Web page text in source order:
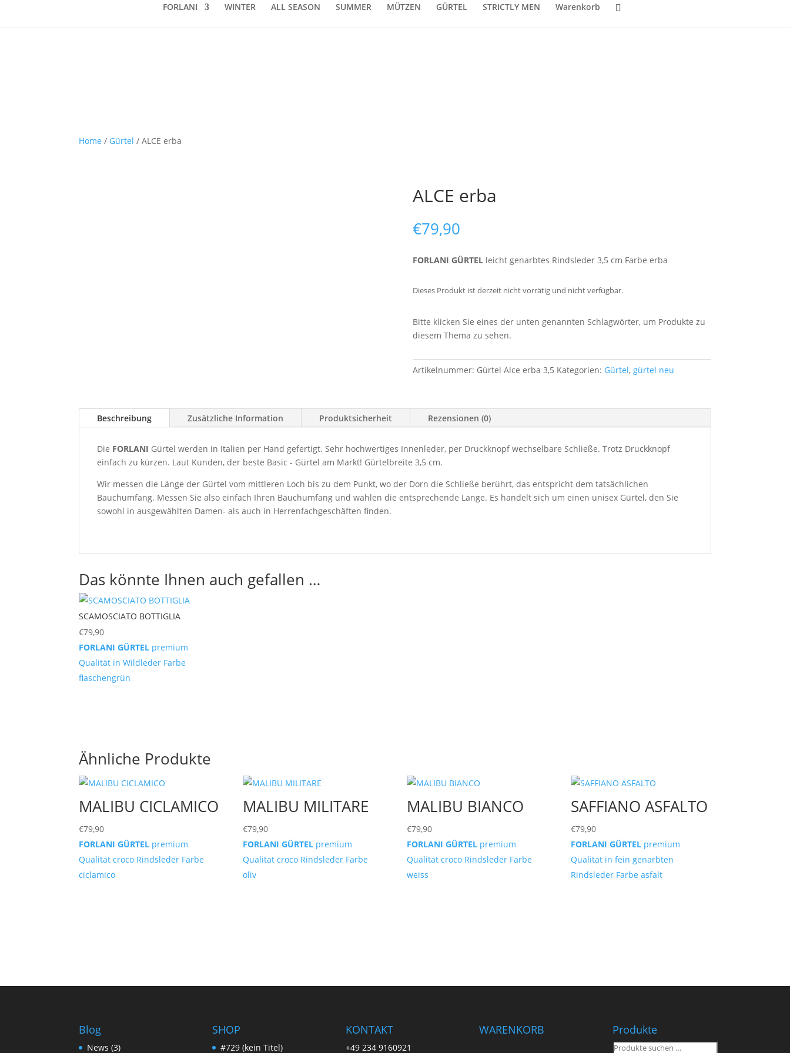
FORLANI WINTER ALL SEASON SUMMER MÜTZEN GÜRTEL STRICTLY MEN Warenkorb
Home / Gürtel / ALCE erba
ALCE erba
€79,90
FORLANI GÜRTEL leicht genarbtes Rindsleder 3,5 cm Farbe erba
Dieses Produkt ist derzeit nicht vorrätig und nicht verfügbar.
Bitte klicken Sie eines der unten genannten Schlagwörter, um Produkte zu
diesem Thema zu sehen.
Artikelnummer: Gürtel Alce erba 3,5 Kategorien: Gürtel, gürtel neu
Beschreibung Zusätzliche Information Produktsicherheit Rezensionen (0)
Die FORLANI Gürtel werden in Italien per Hand gefertigt. Sehr hochwertiges Innenleder, per Druckknopf wechselbare Schließe. Trotz Druckknopf
einfach zu kürzen. Laut Kunden, der beste Basic - Gürtel am Markt! Gürtelbreite 3,5 cm.
Wir messen die Länge der Gürtel vom mittleren Loch bis zu dem Punkt, wo der Dorn die Schließe berührt, das entspricht dem tatsächlichen
Bauchumfang. Messen Sie also einfach Ihren Bauchumfang und wählen die entsprechende Länge. Es handelt sich um einen unisex Gürtel, den Sie
sowohl in ausgewählten Damen- als auch in Herrenfachgeschäften finden.
Das könnte Ihnen auch gefallen …
SCAMOSCIATO BOTTIGLIA
€79,90
FORLANI GÜRTEL premium
Qualität in Wildleder Farbe
flaschengrün
Ähnliche Produkte
MALIBU CICLAMICO
€79,90
FORLANI GÜRTEL premium
Qualität croco Rindsleder Farbe
ciclamico
MALIBU MILITARE
€79,90
FORLANI GÜRTEL premium
Qualität croco Rindsleder Farbe
oliv
MALIBU BIANCO
€79,90
FORLANI GÜRTEL premium
Qualität croco Rindsleder Farbe
weiss
SAFFIANO ASFALTO
€79,90
FORLANI GÜRTEL premium
Qualität in fein genarbten
Rindsleder Farbe asfalt
Blog
News (3)
SHOP
#729 (kein Titel)
KONTAKT
+49 234 9160921
WARENKORB Produkte
Suchen